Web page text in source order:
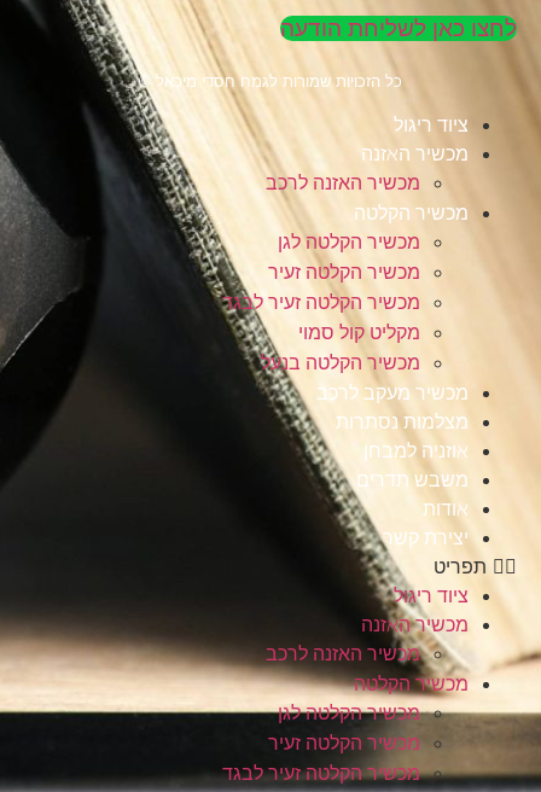
לחצו כאן לשליחת הודעה
כל הזכויות שמורות לגמח חסדי מיכאל ©
ציוד ריגול
מכשיר האזנה
מכשיר האזנה לרכב
מכשיר הקלטה
מכשיר הקלטה לגן
מכשיר הקלטה זעיר
מכשיר הקלטה זעיר לבגד
מקליט קול סמוי
מכשיר הקלטה בנעל
מכשיר מעקב לרכב
מצלמות נסתרות
אוזניה למבחן
משבש תדרים
אודות
יצירת קשר
תפריט
ציוד ריגול
מכשיר האזנה
מכשיר האזנה לרכב
מכשיר הקלטה
מכשיר הקלטה לגן
מכשיר הקלטה זעיר
מכשיר הקלטה זעיר לבגד